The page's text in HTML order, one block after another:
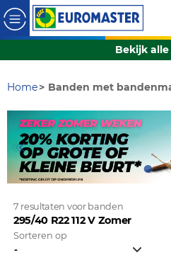
Bekijk alle
Home Banden met
7 resultaten voor banden
295/40 R22 112 V Zomer
Sorteren op